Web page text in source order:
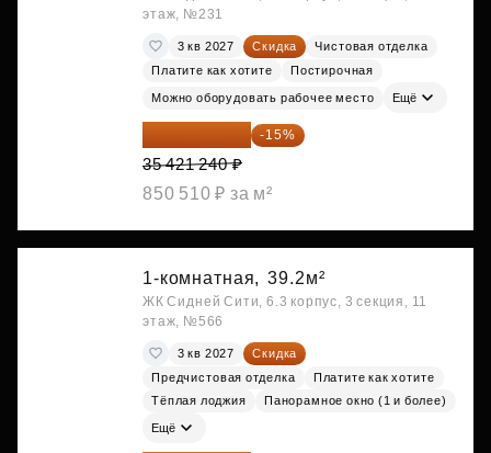
этаж, №231
3 кв 2027 Скидка
Чистовая отделка
Платите как хотите
Постирочная
Можно оборудовать рабочее место Ещё
30 108 054 ₽ -15%
35 421 240 ₽
850 510 ₽ за м²
1-комнатная, 39.2м²
ЖК Сидней Сити, 6.3 корпус, 3 секция, 11
этаж, №566
3 кв 2027
Скидка
Предчистовая отделка
Платите как хотите
Тёплая лоджия
Панорамное окно (1 и более)
Ещё